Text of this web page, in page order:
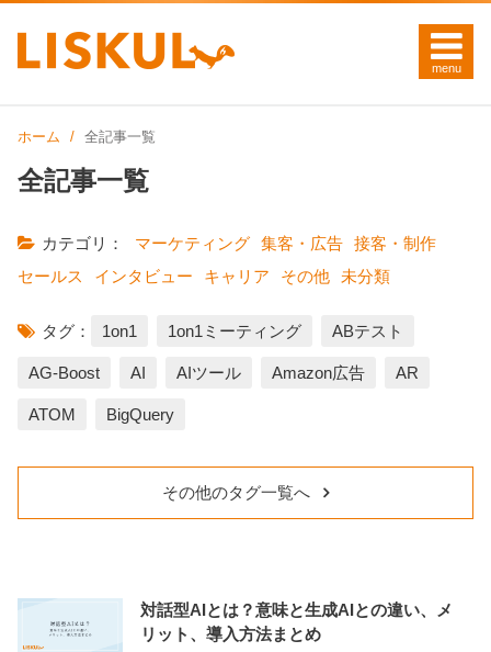
ホーム 全記事一覧
全記事一覧
カテゴリ： マーケティング 集客・広告 接客・制作
セールス
インタビュー キャリア その他 未分類
タグ： 1on1 1on1ミーティング ABテスト
AG-Boost AI AIツール Amazon広告 AR
ATOM BigQuery
その他のタグ一覧へ
対話型AIとは？意味と生成AIとの違い、メ
リット、導入方法まとめ